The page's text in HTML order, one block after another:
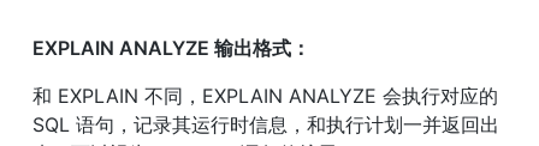
EXPLAIN ANALYZE 输出格式：
和 EXPLAIN 不同，EXPLAIN ANALYZE 会执行对应的
SQL 语句，记录其运行时信息，和执行计划一并返回出